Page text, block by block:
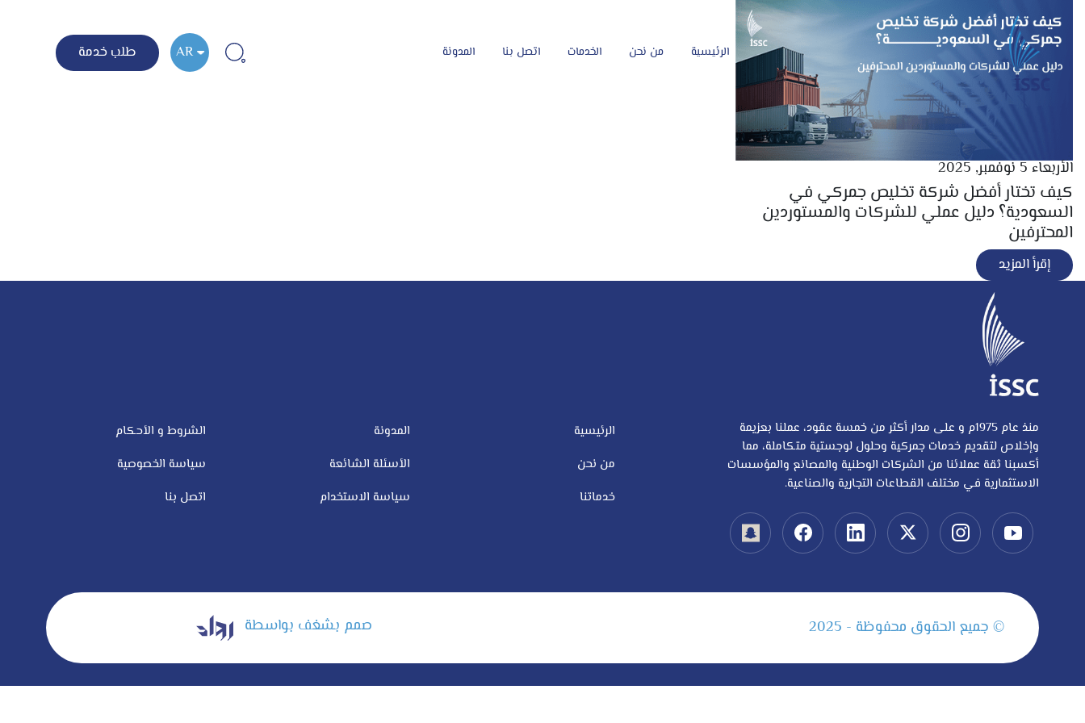
الرئيسية من نحن الخدمات اتصل بنا المدونة AR طلب خدمة
الأربعاء 5 نوفمبر, 2025
كيف تختار أفضل شركة تخليص جمركي في
السعودية؟ دليل عملي للشركات والمستوردين
المحترفين
إقرأ المزيد
منذ عام 1975م و على مدار أكثر من خمسة عقود، عملنا بعزيمة
وإخلاص لتقديم خدمات جمركية وحلول لوجستية متكاملة، مما
أكسبنا ثقة عملائنا من الشركات الوطنية والمصانع والمؤسسات
الاستثمارية في مختلف القطاعات التجارية والصناعية.
الرئيسية
من نحن
خدماتنا
المدونة
الأسئلة الشائعة
سياسة الاستخدام
الشروط و الأحكام
سياسة الخصوصية
اتصل بنا
© جميع الحقوق محفوظة - 2025 صمم بشغف بواسطة